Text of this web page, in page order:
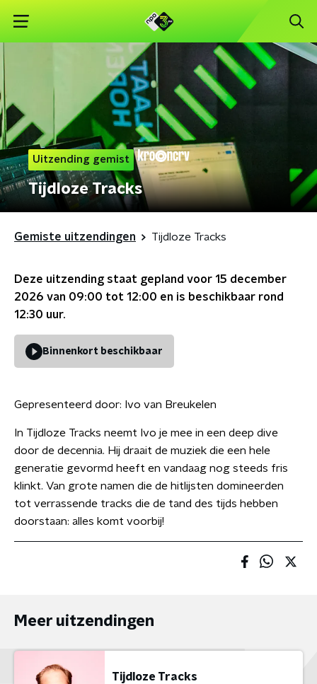
Uitzending gemist
Tijdloze Tracks
Gemiste uitzendingen Tijdloze Tracks
Deze uitzending staat gepland voor 15 december
2026 van 09:00 tot 12:00 en is beschikbaar rond
12:30 uur.
Binnenkort beschikbaar
Gepresenteerd door: Ivo van Breukelen
In Tijdloze Tracks neemt Ivo je mee in een deep dive
door de decennia. Hij draait de muziek die een hele
generatie gevormd heeft en vandaag nog steeds fris
klinkt. Van grote namen die de hitlijsten domineerden
tot verrassende tracks die de tand des tijds hebben
doorstaan: alles komt voorbij!
Meer uitzendingen
Tijdloze Tracks